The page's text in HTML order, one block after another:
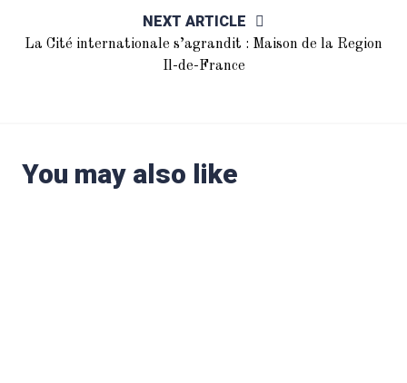
NEXT ARTICLE
La Cité internationale s’agrandit : Maison de la Region
Il-de-France
You may also like